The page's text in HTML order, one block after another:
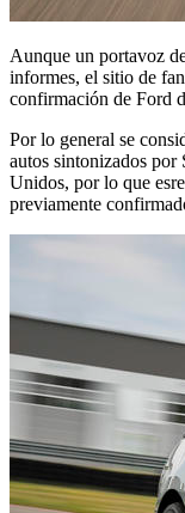
Aunque un portavoz
informes, el sitio de
confirmación de Ford
Por lo general se
autos sintonizados por
Unidos, por lo que
previamente